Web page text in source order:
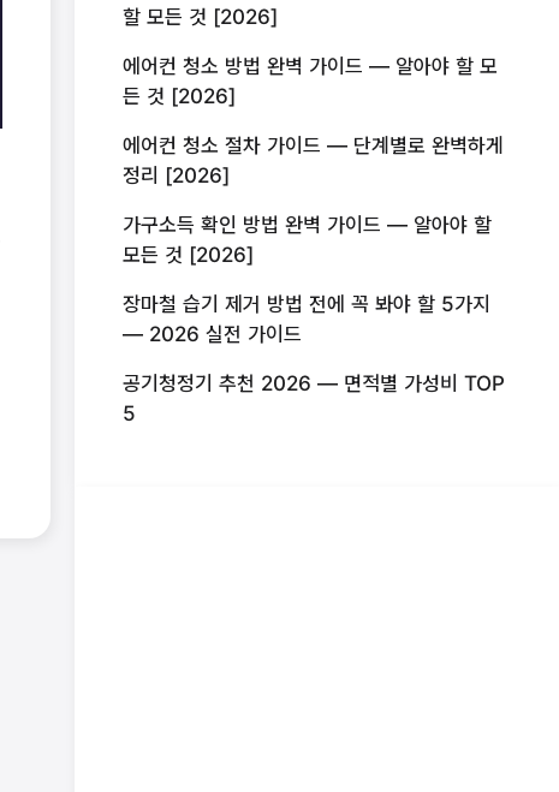
할 모든 것 [2026]
에어컨 청소 방법 완벽 가이드 — 알아야 할 모
든 것 [2026]
에어컨 청소 절차 가이드 — 단계별로 완벽하게
정리 [2026]
가구소득 확인 방법 완벽 가이드 — 알아야 할
모든 것 [2026]
장마철 습기 제거 방법 전에 꼭 봐야 할 5가지
— 2026 실전 가이드
공기청정기 추천 2026 — 면적별 가성비 TOP
5